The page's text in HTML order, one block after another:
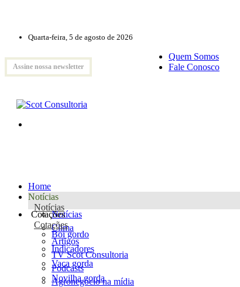
Quarta-feira, 5 de agosto de 2026
Assine nossa newsletter
Quem Somos
Fale Conosco
Home
Notícias
Notícias
Notícias
Clima
Artigos
TV Scot Consultoria
Podcasts
Agronegócio na mídia
Cotações
Cotações
Boi gordo
Indicadores
Vaca gorda
Novilha gorda